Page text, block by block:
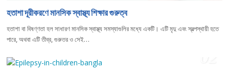
হতাশা দূরীকরণে মানসিক স্বাস্থ্য শিক্ষার গুরুত্ব
হতাশা বা বিষণ্ণতা হল সাধারণ মানসিক স্বাস্থ্য সমস্যাগুলির মধ্যে একটি। এটি মৃদু এবং স্বল্পস্থায়ী হতে
পারে, অথবা এটি তীব্র, গুরুতর ও সেই…